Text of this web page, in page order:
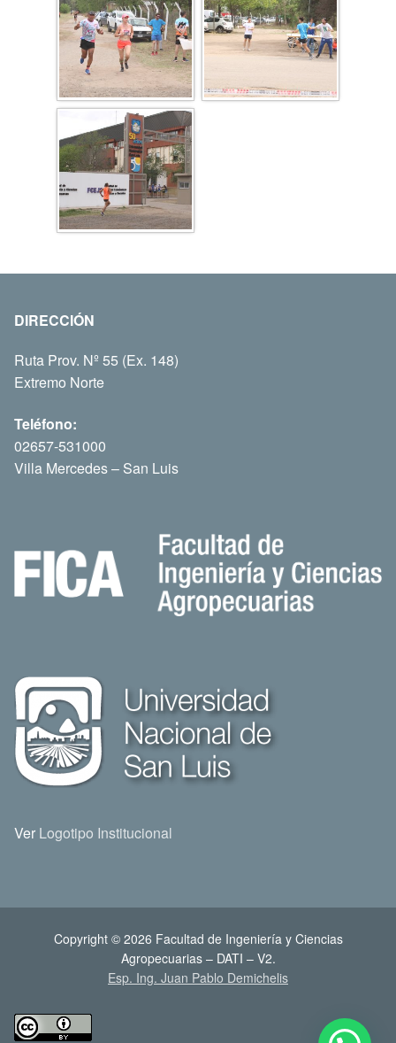
DIRECCIÓN
Ruta Prov. Nº 55 (Ex. 148)
Extremo Norte
Teléfono:
02657-531000
Villa Mercedes – San Luis
Ver Logotipo Institucional
Copyright © 2026 Facultad de Ingeniería y Ciencias
Agropecuarias – DATI – V2.
Esp. Ing. Juan Pablo Demichelis